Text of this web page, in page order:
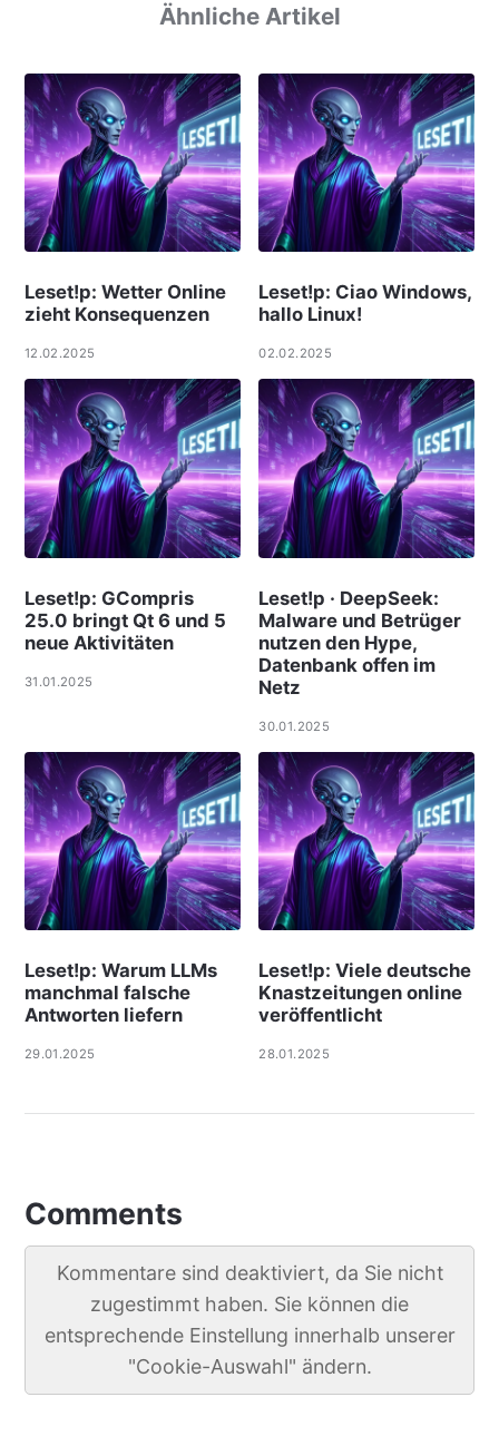
Ähnliche Artikel
Leset!p: Wetter Online
zieht Konsequenzen
12.02.2025
Leset!p: Ciao Windows,
hallo Linux!
02.02.2025
Leset!p: GCompris
25.0 bringt Qt 6 und 5
neue Aktivitäten
31.01.2025
Leset!p · DeepSeek:
Malware und Betrüger
nutzen den Hype,
Datenbank offen im
Netz
30.01.2025
Leset!p: Warum LLMs
manchmal falsche
Antworten liefern
29.01.2025
Leset!p: Viele deut­sche
Knast­zei­tungen online
ver­öf­f­ent­licht
28.01.2025
Comments
Kommentare sind deaktiviert, da Sie nicht
zugestimmt haben. Sie können die
entsprechende Einstellung innerhalb unserer
"Cookie-Auswahl" ändern.